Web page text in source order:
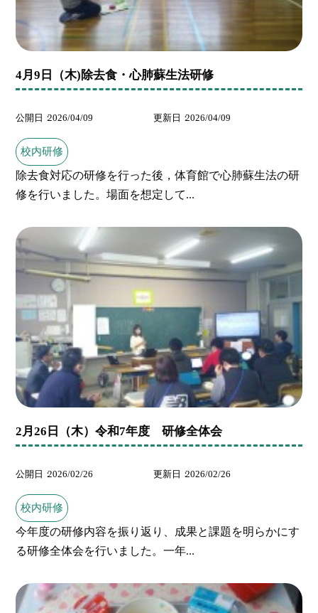
4月9日（木)除去食・心肺蘇生法研修
公開日 2026/04/09 更新日 2026/04/09
校内研修
除去食対応の研修を行った後，体育館で心肺蘇生法の研
修を行いました。場面を想定して...
2月26日（木）令和7年度 研修全体会
公開日 2026/02/26 更新日 2026/02/26
校内研修
今年度の研修内容を振り返り、成果と課題を明らかにす
る研修全体会を行いました。一年...